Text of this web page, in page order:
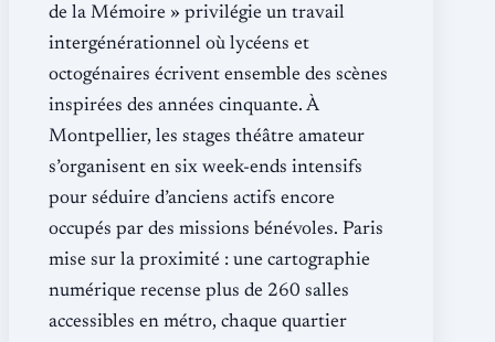
de la Mémoire » privilégie un travail
intergénérationnel où lycéens et
octogénaires écrivent ensemble des scènes
inspirées des années cinquante. À
Montpellier, les stages théâtre amateur
s’organisent en six week-ends intensifs
pour séduire d’anciens actifs encore
occupés par des missions bénévoles. Paris
mise sur la proximité : une cartographie
numérique recense plus de 260 salles
accessibles en métro, chaque quartier